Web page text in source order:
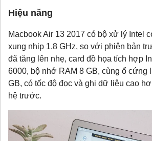
Hiệu năng
Macbook Air 13 2017 có bộ xử lý Intel
xung nhịp 1.8 GHz, so với phiên bản
đã tăng lên nhẹ, card đồ họa tích hợp
6000, bộ nhớ RAM 8 GB, cùng ổ cứng
GB, có tốc độ đọc và ghi dữ liệu cao
hệ trước.